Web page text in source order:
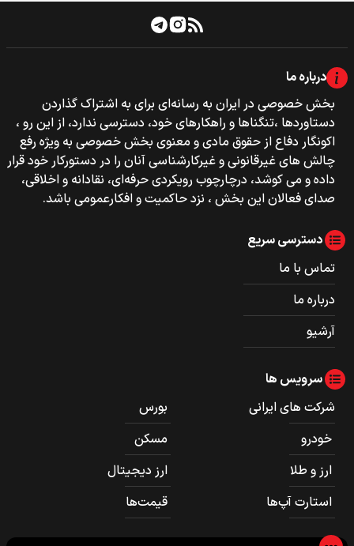
درباره ما
بخش خصوصی‌‌ در ایران به رسانه‌ای برای به اشتراک گذاردن
دستاوردها ،تنگناها و راهکارهای خود، دسترسی ندارد، از این رو ،
اکونگار دفاع از حقوق مادی و معنوی بخش خصوصی به ویژه رفع
چالش های غیرقانونی و غیرکارشناسی آنان را در دستورکار خود قرار
داده و می کوشد، درچارچوب رویکردی حرفه‌ای، نقادانه و اخلاقی،
صدای فعالان این بخش ، نزد حاکمیت و افکارعمومی باشد.
دسترسی سریع
تماس با ما
درباره ما
آرشیو
سرویس ها
شرکت های ایرانی
بورس
خودرو
مسکن
ارز و طلا
ارز دیجیتال
استارت آپ‌ها
قیمت‌ها